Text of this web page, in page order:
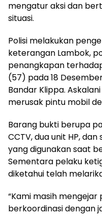
mengatur aksi dan
situasi.
Polisi melakukan
keterangan Lambok,
penangkapan
(57) pada 18
Bandar Klippa.
merusak pintu mobil
Barang bukti berupa
CCTV, dua unit HP,
yang digunakan saat
Sementara pelaku
diketahui telah
“Kami masih mengejar
berkoordinasi dengan